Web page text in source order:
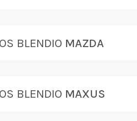
BLENDIO MAZDA
BLENDIO MAXUS